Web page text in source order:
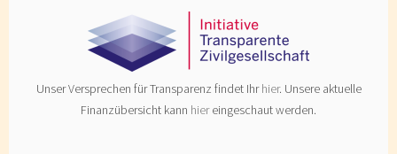
Unser Versprechen für Transparenz findet Ihrhier. Unsere aktuelle
Finanzübersicht kann hiereingeschaut werden.